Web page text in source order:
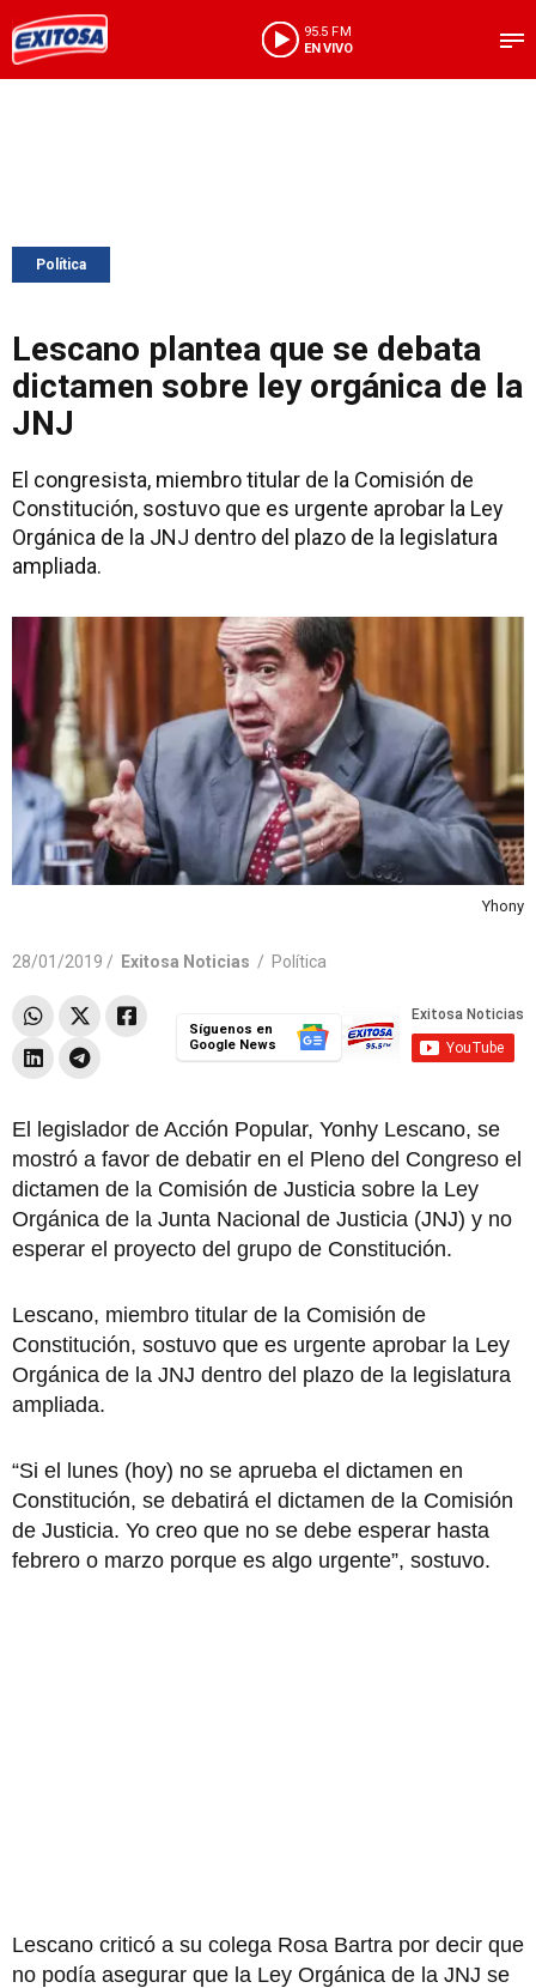
95.5 FM
EN VIVO
Política
Lescano plantea que se debata
dictamen sobre ley orgánica de la
JNJ
El congresista, miembro titular de la Comisión de
Constitución, sostuvo que es urgente aprobar la Ley
Orgánica de la JNJ dentro del plazo de la legislatura
ampliada.
Yhony
28/01/2019 / Exitosa Noticias / Política
Síguenos en
Google News
El legislador de Acción Popular, Yonhy Lescano, se
mostró a favor de debatir en el Pleno del Congreso el
dictamen de la Comisión de Justicia sobre la Ley
Orgánica de la Junta Nacional de Justicia (JNJ) y no
esperar el proyecto del grupo de Constitución.
Lescano, miembro titular de la Comisión de
Constitución, sostuvo que es urgente aprobar la Ley
Orgánica de la JNJ dentro del plazo de la legislatura
ampliada.
“Si el lunes (hoy) no se aprueba el dictamen en
Constitución, se debatirá el dictamen de la Comisión
de Justicia. Yo creo que no se debe esperar hasta
febrero o marzo porque es algo urgente”, sostuvo.
Lescano criticó a su colega Rosa Bartra por decir que
no podía asegurar que la Ley Orgánica de la JNJ se